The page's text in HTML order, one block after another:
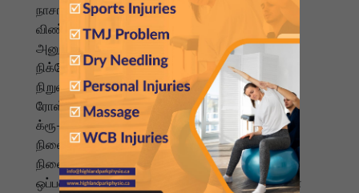
நாசா, புதிய ஆறு மாத பயணத்திற்காக நான்கு
விண்வெளி வீரர்களை க்ரூ-10 பயணத்திற்கு
அனுப்புகிறது. நாசாவின் ஆன் மெக்லைன் மற்றும்
நிக்கோல் அயர்ஸ், ஜப்பான் விண்வெளி ஆய்வு
நிறுவனத்தின் டகுயா ஒனிஷி மற்றும்
ரோஸ்கோஸ்மோஸின் கிரில் பெர்சோவ் ஆகியோர்
க்ரூ-10 பயணத்தில் சர்வதேச விண்வெளி
நிலையத்திற்குப் பயணிப்பார்கள். அவர்கள்
நிலையத்திற்கு வரும் வாரம் கடமைகளை
ஒப்படைப்பதற்கான நேரம். விண்வெளி நிலையத்தின்